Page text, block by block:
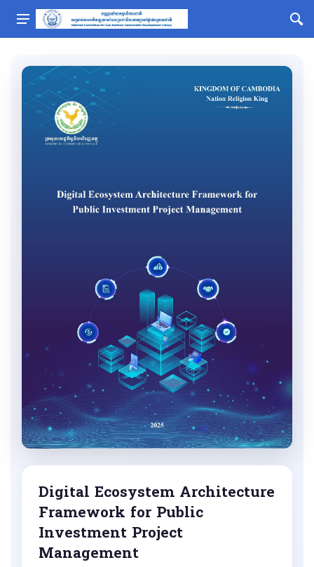
Digital Ecosystem Architecture
Framework for Public
Investment Project
Management